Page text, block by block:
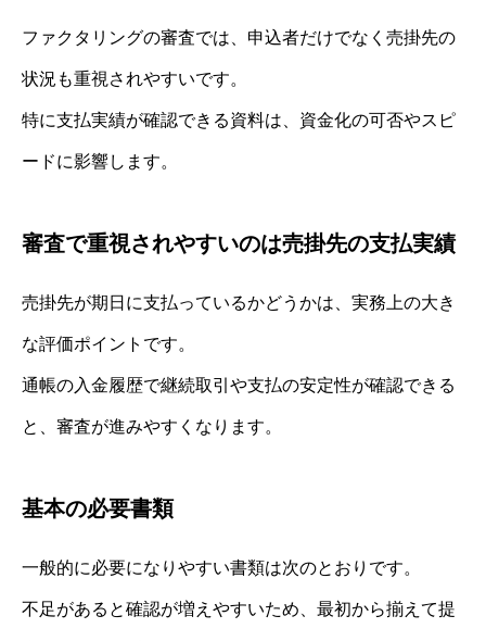
ファクタリングの審査では、申込者だけでなく売掛先の
状況も重視されやすいです。
特に支払実績が確認できる資料は、資金化の可否やスピ
ードに影響します。
審査で重視されやすいのは売掛先の支払実績
売掛先が期日に支払っているかどうかは、実務上の大き
な評価ポイントです。
通帳の入金履歴で継続取引や支払の安定性が確認できる
と、審査が進みやすくなります。
基本の必要書類
一般的に必要になりやすい書類は次のとおりです。
不足があると確認が増えやすいため、最初から揃えて提